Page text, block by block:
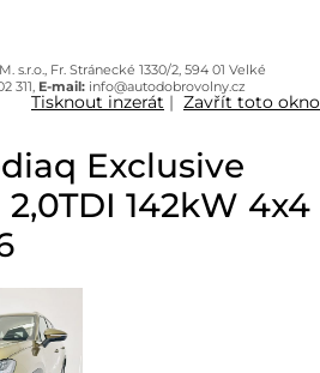
s.r.o., Fr. Stránecké 1330/2, 594 01 Velké
311, E-mail: info@autodobrovolny.cz
Tisknout inzerát | Zavřít toto okno
Exclusive
142kW 4x4